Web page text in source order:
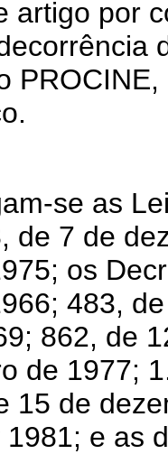
por
se as
de 7 de
os
483,
862, de
de 1977;
15 de
e as